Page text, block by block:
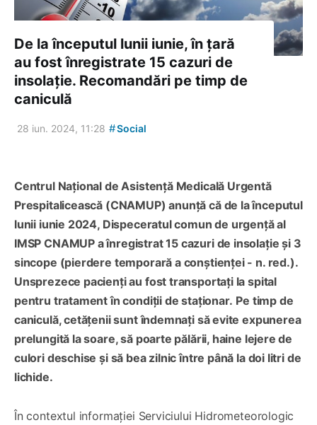
De la începutul lunii iunie, în țară
au fost înregistrate 15 cazuri de
insolație. Recomandări pe timp de
caniculă
28 iun. 2024, 11:28 #Social
Centrul Național de Asistență Medicală Urgentă
Prespitalicească (CNAMUP) anunță că de la începutul
lunii iunie 2024, Dispeceratul comun de urgență al
IMSP CNAMUP a înregistrat 15 cazuri de insolație și 3
sincope (pierdere temporară a conștienței - n. red.).
Unsprezece pacienți au fost transportați la spital
pentru tratament în condiții de staționar. Pe timp de
caniculă, cetățenii sunt îndemnați să evite expunerea
prelungită la soare, să poarte pălării, haine lejere de
culori deschise și să bea zilnic între până la doi litri de
lichide.
În contextul informației Serviciului Hidrometeorologic